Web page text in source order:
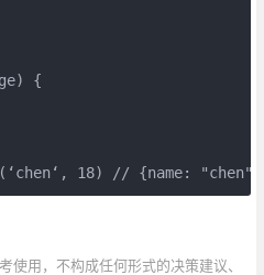
{
18) // {name:
使用，不构成任何形式的决策建议、